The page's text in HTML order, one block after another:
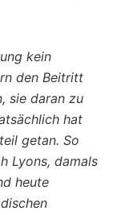
kein
den Beitritt
sie daran zu
hat
getan. So
Lyons, damals
heute